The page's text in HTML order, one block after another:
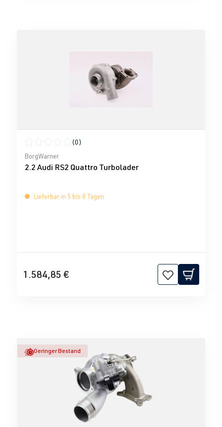
Durchschnittliche Bewertung von 0 von 5 Sternen
(0)
BorgWarner
2.2 Audi RS2 Quattro Turbolader
Lieferbar in 5 bis 8 Tagen
1.584,85 €
Geringer Bestand